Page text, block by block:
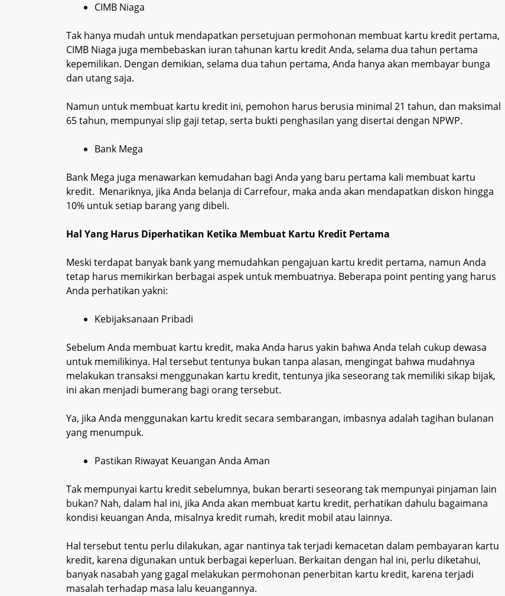
CIMB Niaga
Tak hanya mudah untuk mendapatkan persetujuan permohonan membuat kartu kredit pertama,
CIMB Niaga juga membebaskan iuran tahunan kartu kredit Anda, selama dua tahun pertama
kepemilikan. Dengan demikian, selama dua tahun pertama, Anda hanya akan membayar bunga
dan utang saja.
Namun untuk membuat kartu kredit ini, pemohon harus berusia minimal 21 tahun, dan maksimal
65 tahun, mempunyai slip gaji tetap, serta bukti penghasilan yang disertai dengan NPWP.
Bank Mega
Bank Mega juga menawarkan kemudahan bagi Anda yang baru pertama kali membuat kartu
kredit. Menariknya, jika Anda belanja di Carrefour, maka anda akan mendapatkan diskon hingga
10% untuk setiap barang yang dibeli.
Hal Yang Harus Diperhatikan Ketika Membuat Kartu Kredit Pertama
Meski terdapat banyak bank yang memudahkan pengajuan kartu kredit pertama, namun Anda
tetap harus memikirkan berbagai aspek untuk membuatnya. Beberapa point penting yang harus
Anda perhatikan yakni:
Kebijaksanaan Pribadi
Sebelum Anda membuat kartu kredit, maka Anda harus yakin bahwa Anda telah cukup dewasa
untuk memilikinya. Hal tersebut tentunya bukan tanpa alasan, mengingat bahwa mudahnya
melakukan transaksi menggunakan kartu kredit, tentunya jika seseorang tak memiliki sikap bijak,
ini akan menjadi bumerang bagi orang tersebut.
Ya, jika Anda menggunakan kartu kredit secara sembarangan, imbasnya adalah tagihan bulanan
yang menumpuk.
Pastikan Riwayat Keuangan Anda Aman
Tak mempunyai kartu kredit sebelumnya, bukan berarti seseorang tak mempunyai pinjaman lain
bukan? Nah, dalam hal ini, jika Anda akan membuat kartu kredit, perhatikan dahulu bagaimana
kondisi keuangan Anda, misalnya kredit rumah, kredit mobil atau lainnya.
Hal tersebut tentu perlu dilakukan, agar nantinya tak terjadi kemacetan dalam pembayaran kartu
kredit, karena digunakan untuk berbagai keperluan. Berkaitan dengan hal ini, perlu diketahui,
banyak nasabah yang gagal melakukan permohonan penerbitan kartu kredit, karena terjadi
masalah terhadap masa lalu keuangannya.